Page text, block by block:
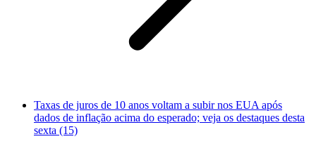
Taxas de juros de 10 anos voltam a subir nos EUA após
dados de inflação acima do esperado; veja os destaques desta
sexta (15)